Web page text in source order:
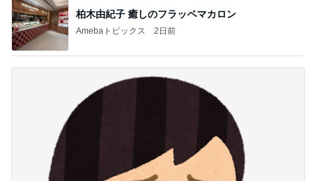
柏木由紀子 癒しのフラッペマカロン
Amebaトピックス 2日前